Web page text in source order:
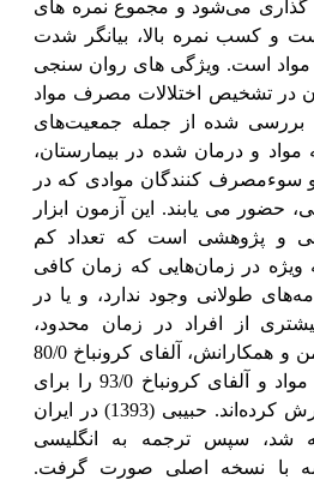
0، 2 و 4 نمره گذاری می‌شود و مجموع نمره های
44 متغیر است و کسب نمره بالا، بیانگر شدت
مواد است. ویژگی های روان سنجی
در تشخیص اختلالات مصرف مواد
شده از جمله جمعیت‌های
مواد و درمان شده در بیمارستان،
و سوءمصرف کنندگان موادی که در
حضور می یابند. این آزمون ابزار
و پژوهشی است که تعداد کم
ویژه در زمان‌هایی که زمان کافی
طولانی وجود ندارد، و یا در
از افراد در زمان محدود،
دوچندان کرده است. برمن و همکارانش، آلفای کرونباخ 80/0
را روی افراد وابسته به مواد و آلفای کرونباخ 93/0 را برای
جمعیت‌های عمومی گزارش کرده‌اند. حبیبی (1393) در ایران
شد، سپس ترجمه به انگلیسی
با نسخه اصلی صورت گرفت.